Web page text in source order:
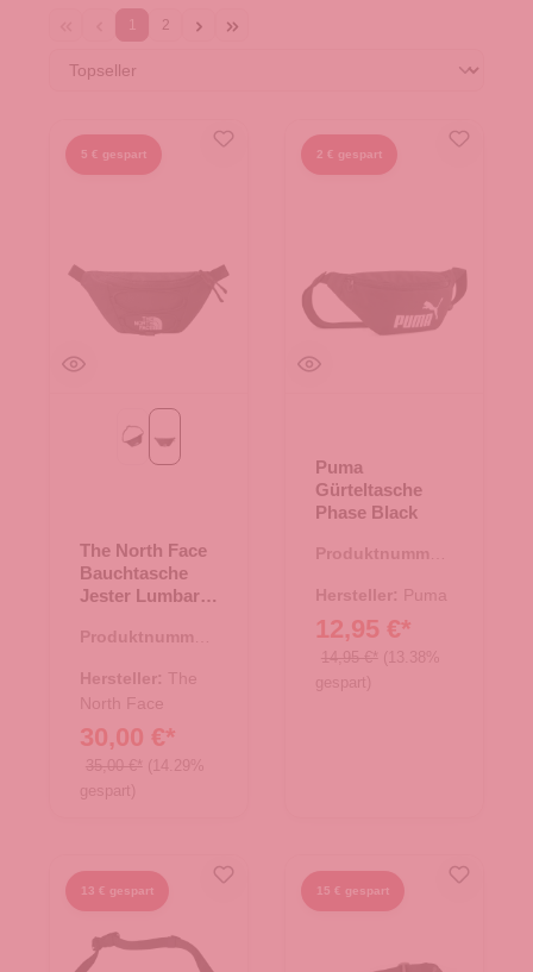
1 2
5 € gespart
Asphalt Grey-Black-Silver Reflective
TNF Black-NPF
The North Face
Bauchtasche
Jester Lumbar
Produktnummer:
Hersteller: The
North Face
30,00 €*
35,00 €* (14.29%
gespart)
2 € gespart
Puma
Gürteltasche
Phase Black
Produktnummer:
Hersteller: Puma
12,95 €*
14,95 €* (13.38%
gespart)
13 € gespart 15 € gespart